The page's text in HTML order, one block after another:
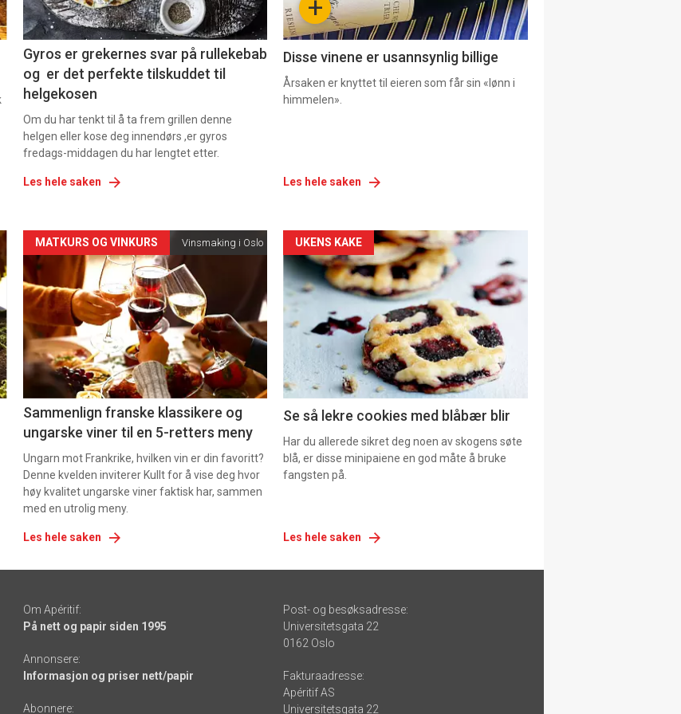
2
Gyros er grekernes svar på rullekebab
og er det perfekte tilskuddet til
helgekosen
Om du har tenkt til å ta frem grillen denne
helgen eller kose deg innendørs ,er gyros
fredags-middagen du har lengtet etter.
Les hele saken
3 +
Disse vinene er usannsynlig billige
Årsaken er knyttet til eieren som får sin «lønn i
himmelen».
Les hele saken
Forsiden
akkurat
nå
-
5
MATKURS OG VINKURS Vinsmaking i Oslo
Sammenlign franske klassikere og
ungarske viner til en 5-retters meny
Ungarn mot Frankrike, hvilken vin er din favoritt?
Denne kvelden inviterer Kullt for å vise deg hvor
høy kvalitet ungarske viner faktisk har, sammen
med en utrolig meny.
Les hele saken
Forsiden
akkurat
nå
6
UKENS KAKE
Se så lekre cookies med blåbær blir
Har du allerede sikret deg noen av skogens søte
blå, er disse minipaiene en god måte å bruke
fangsten på.
Les hele saken
Om Apéritif:
På nett og papir siden 1995
Annonsere:
Informasjon og priser nett/papir
Abonnere:
Post- og besøksadresse:
Universitetsgata 22
0162 Oslo
Fakturaadresse:
Apéritif AS
Universitetsgata 22